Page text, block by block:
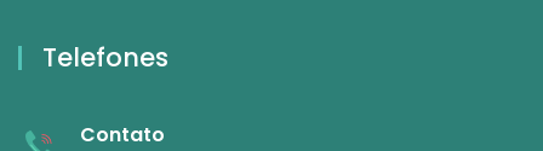
Telefones
Contato